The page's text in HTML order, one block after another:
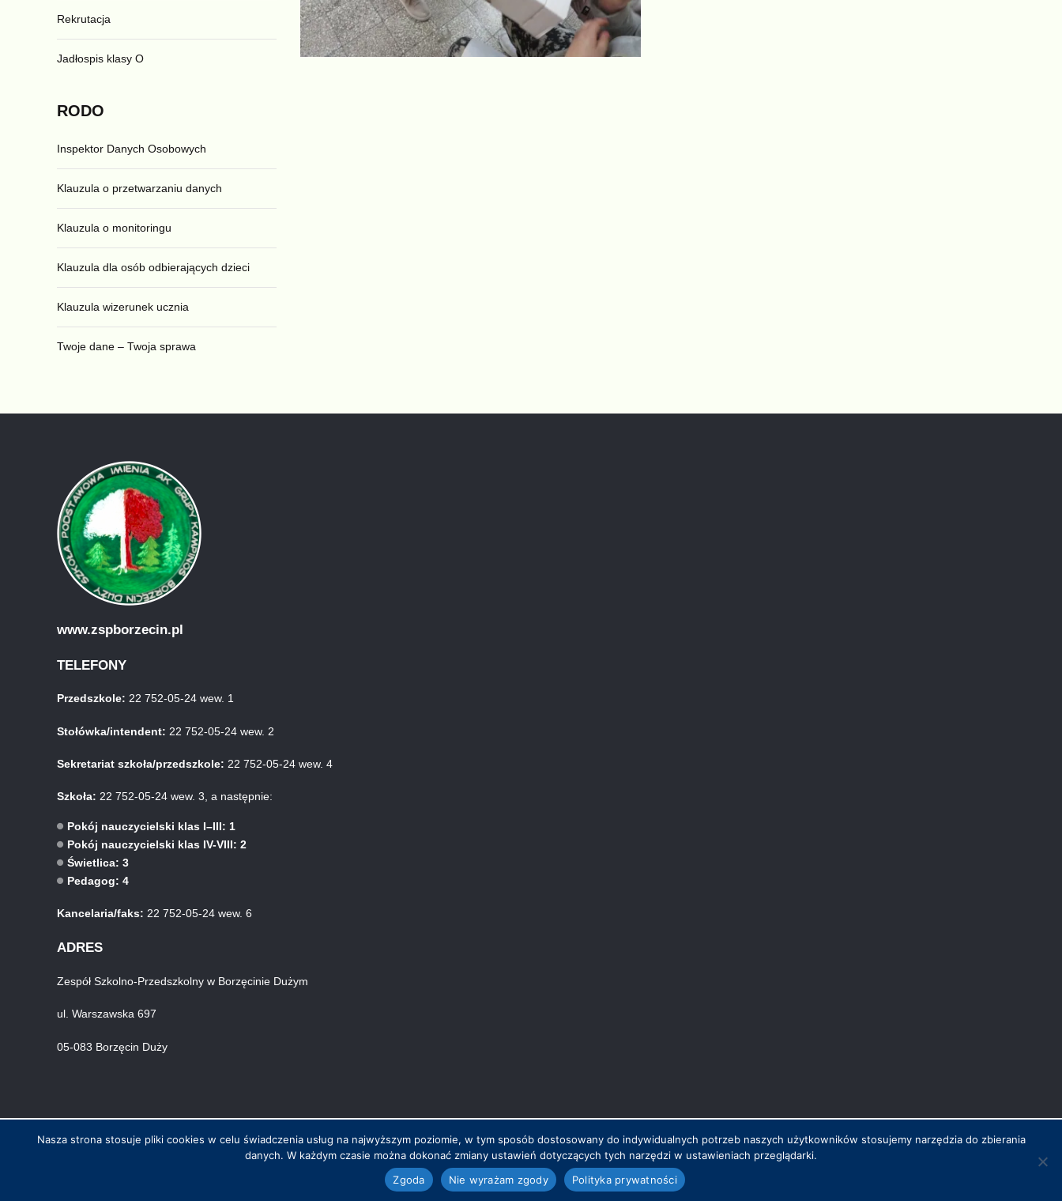
Rekrutacja
Jadłospis klasy O
RODO
Inspektor Danych Osobowych
Klauzula o przetwarzaniu danych
Klauzula o monitoringu
Klauzula dla osób odbierających dzieci
Klauzula wizerunek ucznia
Twoje dane – Twoja sprawa
www.zspborzecin.pl
TELEFONY
Przedszkole: 22 752-05-24 wew. 1
Stołówka/intendent: 22 752-05-24 wew. 2
Sekretariat szkoła/przedszkole: 22 752-05-24 wew. 4
Szkoła: 22 752-05-24 wew. 3, a następnie:
Pokój nauczycielski klas I–III: 1
Pokój nauczycielski klas IV-VIII: 2
Świetlica: 3
Pedagog: 4
Kancelaria/faks: 22 752-05-24 wew. 6
ADRES
Zespół Szkolno-Przedszkolny w Borzęcinie Dużym
ul. Warszawska 697
05-083 Borzęcin Duży
© Wszystkie prawa zastrzeżone. Hosting i wykonanie skynet.net.pl
Nasza strona stosuje pliki cookies w celu świadczenia usług na najwyższym poziomie, w tym sposób dostosowany do indywidualnych potrzeb naszych użytkowników stosujemy narzędzia do zbierania
danych. W każdym czasie można dokonać zmiany ustawień dotyczących tych narzędzi w ustawieniach przeglądarki.
Zgoda
Nie wyrażam zgody Polityka prywatności